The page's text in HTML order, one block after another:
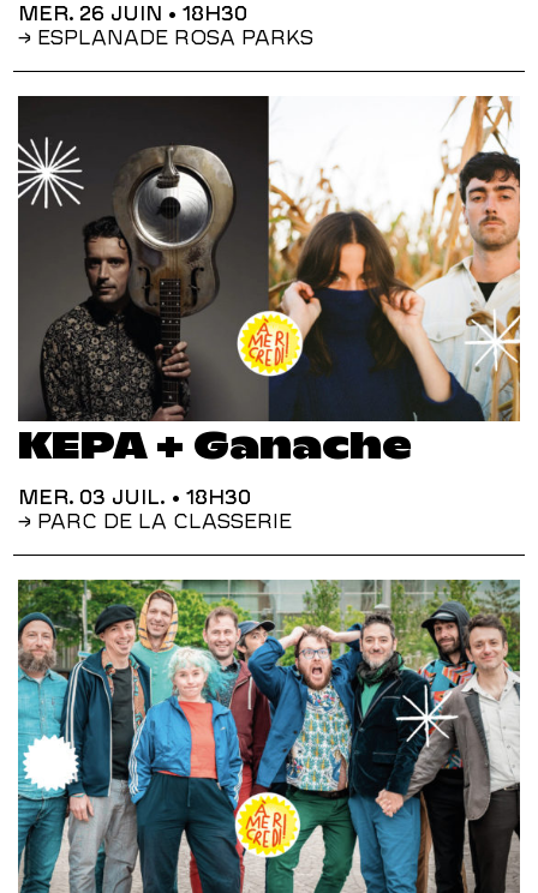
MER. 26 JUIN • 18H30
→ ESPLANADE ROSA PARKS
KEPA + Ganache
MER. 03 JUIL. • 18H30
→ PARC DE LA CLASSERIE